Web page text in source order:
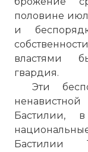
половине
и
властями
гвардия.
Эти
Бастилии,